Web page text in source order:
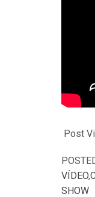
Post
VÍDEO,
SHOW